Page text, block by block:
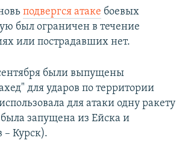
подвергся атаке боевых
был ограничен в течение
или пострадавших нет.
были выпущены
для ударов по территории
для атаки одну ракету
запущена из Ейска и
– Курск).